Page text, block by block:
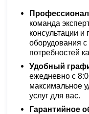
команда
консультации
оборудования
потребностей
Удобный
ежедневно с
максимальное
услуг для вас.
Гарантийное